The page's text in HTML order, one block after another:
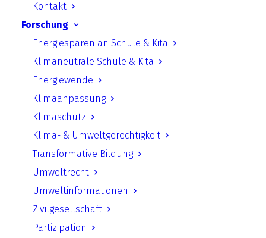
Kontakt
Forschung
Energiesparen an Schule & Kita
Klimaneutrale Schule & Kita
Energiewende
Klimaanpassung
Klimaschutz
Klima- & Umweltgerechtigkeit
Transformative Bildung
Umweltrecht
Umweltinformationen
Zivilgesellschaft
Partizipation
Future Lab: Wandel – aber wie?
Reale Utopien jenseits bloßer
Träumerei
Datum:19.09. – 20.09.2025
Uhrzeit:Start: Freitag 15.00 Uhr ; Ende
Samstag 16.00 Uhr
Ort:Pödelwitz, Pödelwitz 3, 04539 Groitzsch